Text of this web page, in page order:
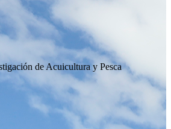
de Acuicultura y Pesca